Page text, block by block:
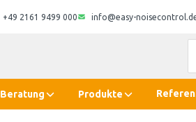
+49 2161 9499 000 info@easy-
Beratung Produkte